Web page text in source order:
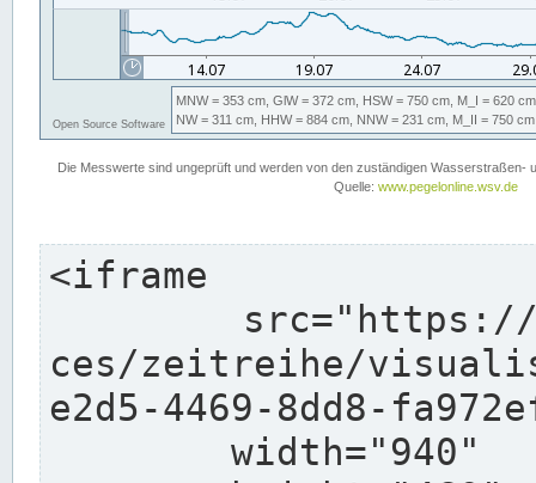
<iframe
ces/zeitreihe/
e2d5-4469-8dd8-